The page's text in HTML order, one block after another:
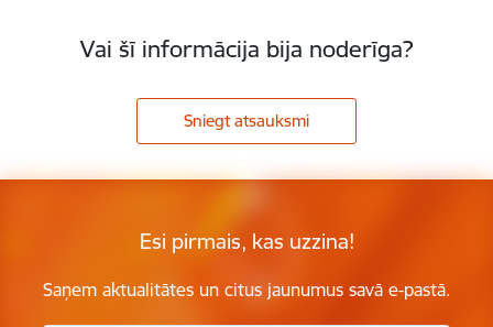
Vai šī informācija bija noderīga?
Sniegt atsauksmi
Esi pirmais, kas uzzina!
Saņem aktualitātes un citus jaunumus savā e-pastā.